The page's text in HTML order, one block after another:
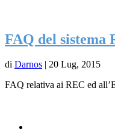
FAQ del sistema
di Darnos | 20 Lug, 2015
FAQ relativa ai REC ed